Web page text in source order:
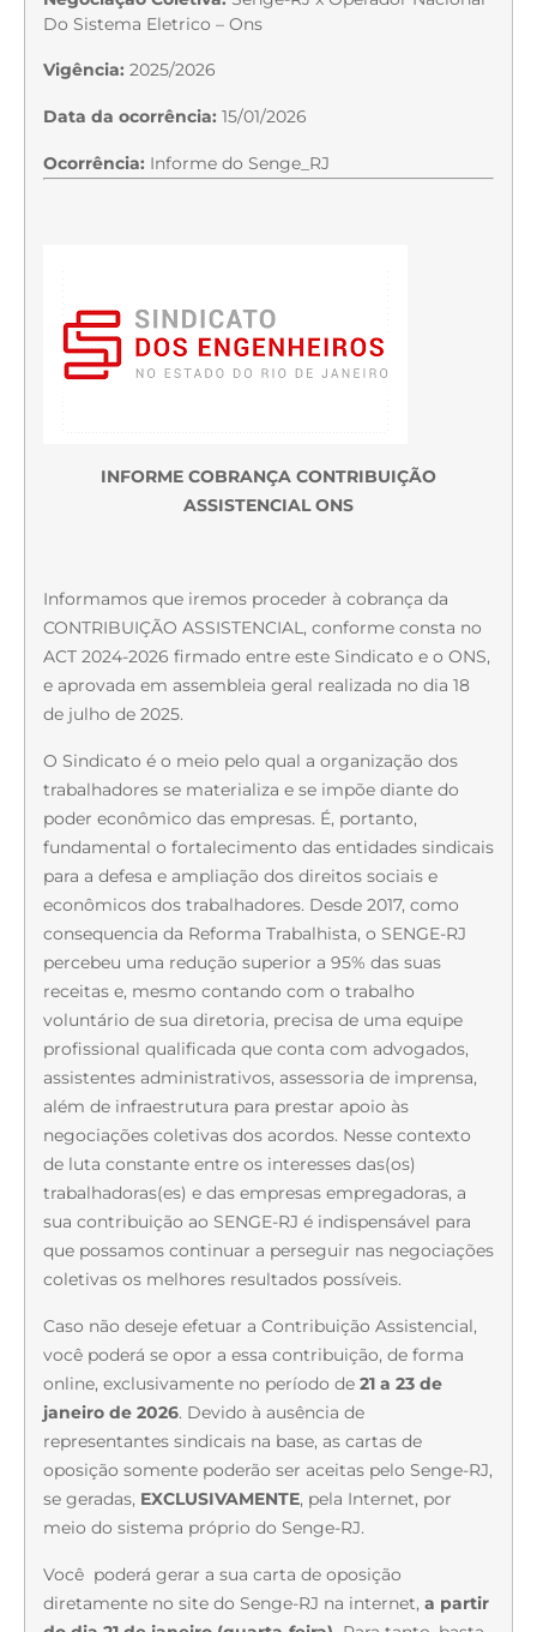
Do Sistema Eletrico – Ons
Vigência: 2025/2026
Data da ocorrência: 15/01/2026
Ocorrência: Informe do Senge_RJ
INFORME COBRANÇA CONTRIBUIÇÃO
ASSISTENCIAL ONS
Informamos que iremos proceder à cobrança da
CONTRIBUIÇÃO ASSISTENCIAL, conforme consta no
ACT 2024-2026 firmado entre este Sindicato e o ONS,
e aprovada em assembleia geral realizada no dia 18
de julho de 2025.
O Sindicato é o meio pelo qual a organização dos
trabalhadores se materializa e se impõe diante do
poder econômico das empresas. É, portanto,
fundamental o fortalecimento das entidades sindicais
para a defesa e ampliação dos direitos sociais e
econômicos dos trabalhadores. Desde 2017, como
consequencia da Reforma Trabalhista, o SENGE-RJ
percebeu uma redução superior a 95% das suas
receitas e, mesmo contando com o trabalho
voluntário de sua diretoria, precisa de uma equipe
profissional qualificada que conta com advogados,
assistentes administrativos, assessoria de imprensa,
além de infraestrutura para prestar apoio às
negociações coletivas dos acordos. Nesse contexto
de luta constante entre os interesses das(os)
trabalhadoras(es) e das empresas empregadoras, a
sua contribuição ao SENGE-RJ é indispensável para
que possamos continuar a perseguir nas negociações
coletivas os melhores resultados possíveis.
Caso não deseje efetuar a Contribuição Assistencial,
você poderá se opor a essa contribuição, de forma
online, exclusivamente no período de 21 a 23 de
janeiro de 2026. Devido à ausência de
representantes sindicais na base, as cartas de
oposição somente poderão ser aceitas pelo Senge-RJ,
se geradas, EXCLUSIVAMENTE, pela Internet, por
meio do sistema próprio do Senge-RJ.
Você poderá gerar a sua carta de oposição
diretamente no site do Senge-RJ na internet, a partir